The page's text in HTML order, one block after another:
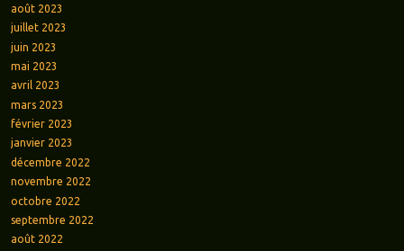
août 2023
juillet 2023
juin 2023
mai 2023
avril 2023
mars 2023
février 2023
janvier 2023
décembre 2022
novembre 2022
octobre 2022
septembre 2022
août 2022